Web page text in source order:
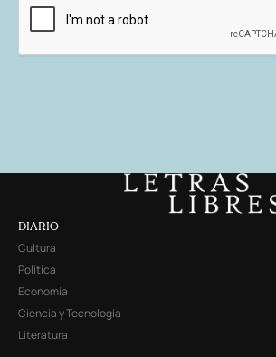
DIARIO
Cultura
Política
Economía
Ciencia y Tecnología
Literatura